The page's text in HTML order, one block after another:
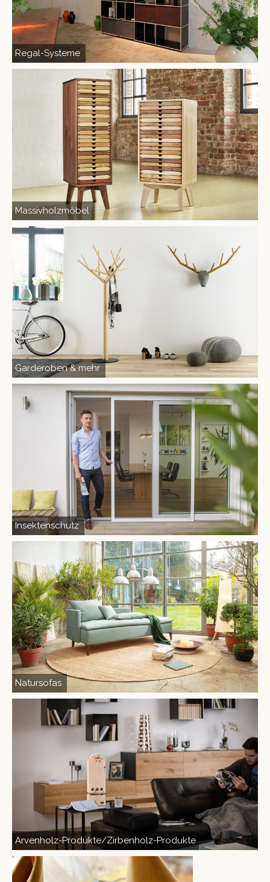
Regal-Systeme
Massivholzmöbel
Garder­oben & mehr
Insektenschutz
Natursofas
Arven­holz-Pro­duk­te/Zir­ben­holz-Pro­duk­te